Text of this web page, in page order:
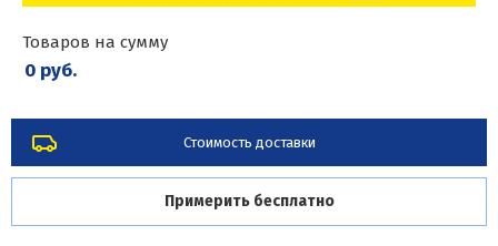
Товаров на сумму
0 руб.
Стоимость доставки
Примерить бесплатно